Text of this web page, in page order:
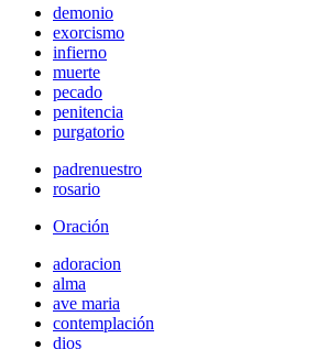
demonio
exorcismo
infierno
muerte
pecado
penitencia
purgatorio
padrenuestro
rosario
Oración
adoracion
alma
ave maria
contemplación
dios